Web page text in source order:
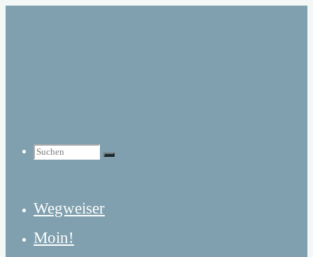
Suchen
Suchen
nach:
Suchen
Wegweiser
Moin!